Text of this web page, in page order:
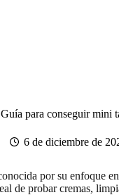
para conseguir mini
6 de diciembre de
por su enfoque en
de probar cremas,